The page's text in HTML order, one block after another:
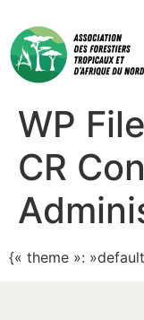
WP
CR
{« theme »: